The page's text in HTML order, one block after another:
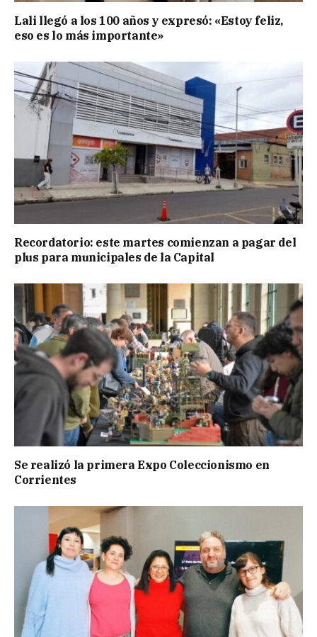
Lali llegó a los 100 años y expresó: «Estoy feliz,
eso es lo más importante»
Recordatorio: este martes comienzan a pagar del
plus para municipales de la Capital
Se realizó la primera Expo Coleccionismo en
Corrientes